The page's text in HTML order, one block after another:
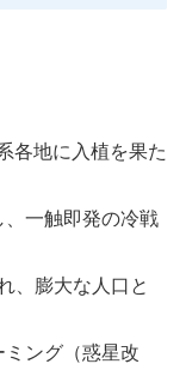
各地に入植を果た
一触即発の冷戦
、膨大な人口と
ング（惑星改